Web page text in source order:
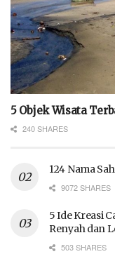
5 Objek Wisata
240 SHARES
124 Nama
9072 SHARES
5 Ide Kreasi
Renyah dan
503 SHARES